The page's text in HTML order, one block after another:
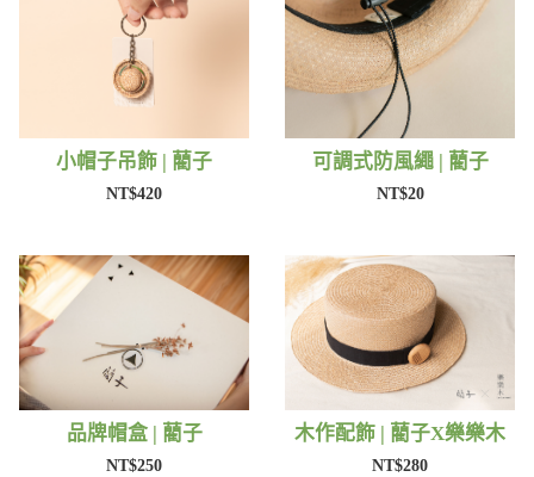
小帽子吊飾 | 藺子
NT$420
可調式防風繩 | 藺子
NT$20
品牌帽盒 | 藺子
NT$250
木作配飾 | 藺子X樂樂木
NT$280